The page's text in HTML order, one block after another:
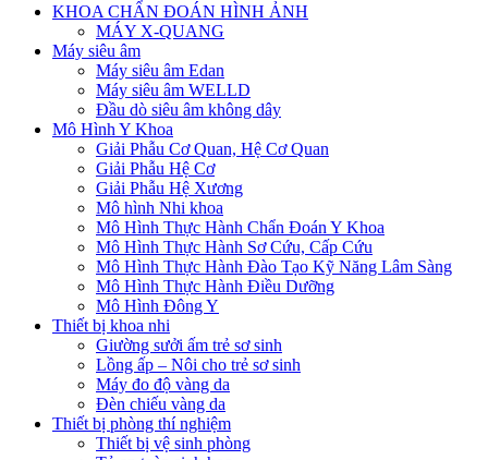
KHOA CHẨN ĐOÁN HÌNH ẢNH
MÁY X-QUANG
Máy siêu âm
Máy siêu âm Edan
Máy siêu âm WELLD
Đầu dò siêu âm không dây
Mô Hình Y Khoa
Giải Phẫu Cơ Quan, Hệ Cơ Quan
Giải Phẫu Hệ Cơ
Giải Phẫu Hệ Xương
Mô hình Nhi khoa
Mô Hình Thực Hành Chẩn Đoán Y Khoa
Mô Hình Thực Hành Sơ Cứu, Cấp Cứu
Mô Hình Thực Hành Đào Tạo Kỹ Năng Lâm Sàng
Mô Hình Thực Hành Điều Dưỡng
Mô Hình Đông Y
Thiết bị khoa nhi
Giường sưởi ấm trẻ sơ sinh
Lồng ấp – Nôi cho trẻ sơ sinh
Máy đo độ vàng da
Đèn chiếu vàng da
Thiết bị phòng thí nghiệm
Thiết bị vệ sinh phòng